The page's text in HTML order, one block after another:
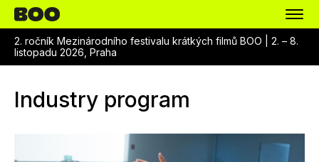
2. ročník Mezinárodního festivalu krátkých filmů BOO | 2. – 8.
listopadu 2026, Praha
Industry program